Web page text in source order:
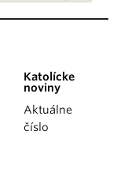
Katolícke
noviny
Aktuálne
číslo